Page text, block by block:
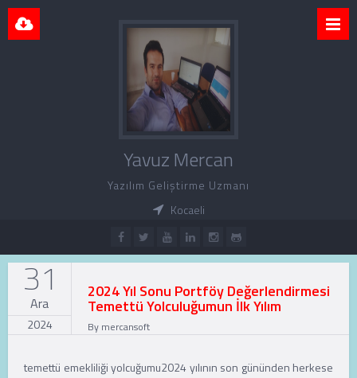
Yavuz Mercan
Yazılım Geliştirme Uzmanı
Kocaeli
31
Ara
2024
2024 Yıl Sonu Portföy Değerlendirmesi
Temettü Yolculuğumun İlk Yılım
By mercansoft
temettü emekliliği yolcuğumu2024 yılının son gününden herkese